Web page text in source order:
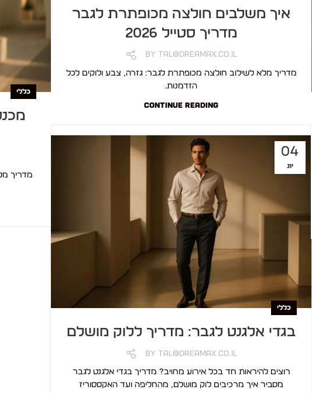
איך משלבים חולצה מכופתרת לגבר
מדריך סטייל 2026
By Tal@dreamax.co.il
מדריך מלא לשילוב חולצה מכופתרת לגבר: גזרה, צבע ולוקים לכל
הזדמנות.
CONTINUE READING
כללי
מדריך
04
יונ
כללי
בגדי אלגנט לגבר: מדריך ללוק מושלם
By Tal@dreamax.co.il
רוצים להיראות חד בכל אירוע מחויב? מדריך בגדי אלגנט לגבר
מסביר איך מרכיבים לוק מושלם, מהחליפה ועד האקססוריז